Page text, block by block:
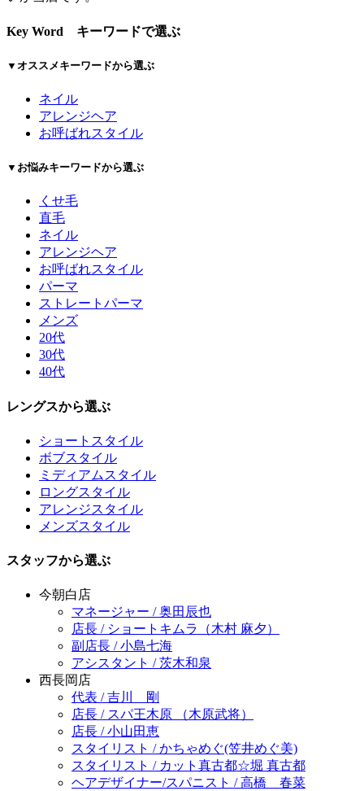
Key Word キーワードで選ぶ
▼オススメキーワードから選ぶ
ネイル
アレンジヘア
お呼ばれスタイル
▼お悩みキーワードから選ぶ
くせ毛
直毛
ネイル
アレンジヘア
お呼ばれスタイル
パーマ
ストレートパーマ
メンズ
20代
30代
40代
レングスから選ぶ
ショートスタイル
ボブスタイル
ミディアムスタイル
ロングスタイル
アレンジスタイル
メンズスタイル
スタッフから選ぶ
今朝白店
マネージャー / 奥田辰也
店長 / ショートキムラ（木村 麻夕）
副店長 / 小島七海
アシスタント / 茨木和泉
西長岡店
代表 / 吉川 剛
店長 / スパ王木原 （木原武将）
店長 / 小山田恵
スタイリスト / かちゃめぐ(笠井めぐ美)
スタイリスト / カット真古都☆堀 真古都
ヘアデザイナー/スパニスト / 高橋 春菜